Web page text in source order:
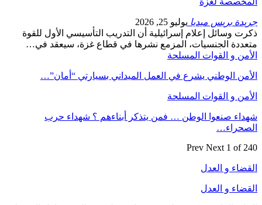
جريدة بريس ميديا يوليو 25, 2026
ذكرت وسائل إعلام إسرائيلية أن التدريب التأسيسي الأول للقوة
متعددة الجنسيات، المزمع نشرها في قطاع غزة، سيعقد في…
الأمن و القوات المسلحة
الأمن الوطني يشرع في العمل الميداني بسيارتي “أمان”…
الأمن و القوات المسلحة
شهداء صنعوا الوطن … فمن يتذكر أبناءهم ؟ شهداء حرب
الصحراء…
Prev Next 1 of 240
القضاء و العدل
القضاء و العدل